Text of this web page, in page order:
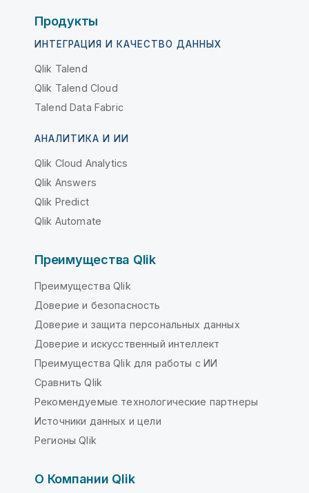
Продукты
ИНТЕГРАЦИЯ И КАЧЕСТВО ДАННЫХ
Qlik Talend
Qlik Talend Cloud
Talend Data Fabric
АНАЛИТИКА И ИИ
Qlik Cloud Analytics
Qlik Answers
Qlik Predict
Qlik Automate
Преимущества Qlik
Преимущества Qlik
Доверие и безопасность
Доверие и защита персональных данных
Доверие и искусственный интеллект
Преимущества Qlik для работы с ИИ
Сравнить Qlik
Рекомендуемые технологические партнеры
Источники данных и цели
Регионы Qlik
О Компании Qlik